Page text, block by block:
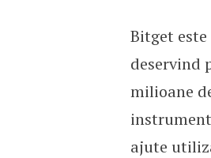
Bitget
deservind
milioane
ajute